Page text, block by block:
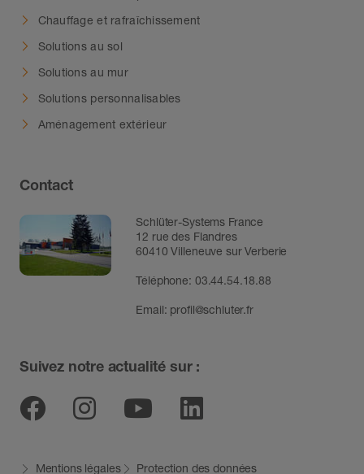
Chauffage et rafraîchissement
Solutions au sol
Solutions au mur
Solutions personnalisables
Aménagement extérieur
Contact
Schlüter-Systems France
12 rue des Flandres
60410 Villeneuve sur Verberie
Téléphone: 03.44.54.18.88
Email: profil@schluter.fr
Suivez notre actualité sur :
Facebook
Instagram
YoutubeLinkedin
Mentions légales Protection des données